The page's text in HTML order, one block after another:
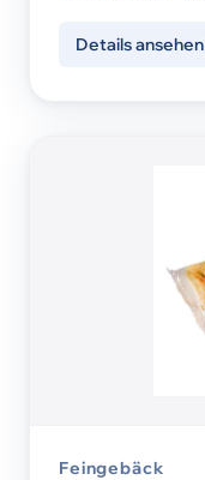
Details ansehen
Feingebäck